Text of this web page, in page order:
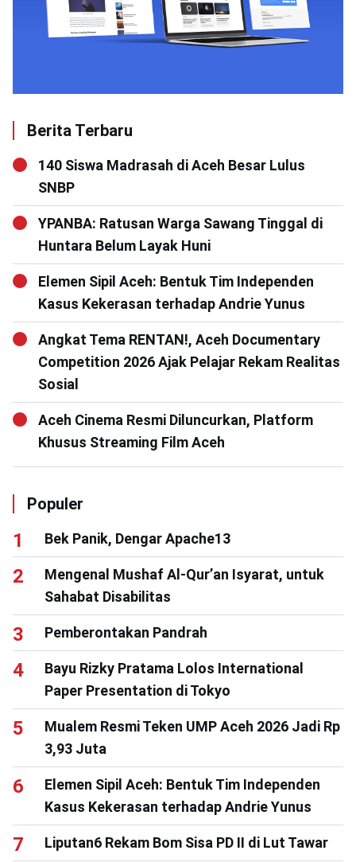
Berita Terbaru
140 Siswa Madrasah di Aceh Besar Lulus
SNBP
YPANBA: Ratusan Warga Sawang Tinggal di
Huntara Belum Layak Huni
Elemen Sipil Aceh: Bentuk Tim Independen
Kasus Kekerasan terhadap Andrie Yunus
Angkat Tema RENTAN!, Aceh Documentary
Competition 2026 Ajak Pelajar Rekam Realitas
Sosial
Aceh Cinema Resmi Diluncurkan, Platform
Khusus Streaming Film Aceh
Populer
Bek Panik, Dengar Apache13
Mengenal Mushaf Al-Qur’an Isyarat, untuk
Sahabat Disabilitas
Pemberontakan Pandrah
Bayu Rizky Pratama Lolos International
Paper Presentation di Tokyo
Mualem Resmi Teken UMP Aceh 2026 Jadi Rp
3,93 Juta
Elemen Sipil Aceh: Bentuk Tim Independen
Kasus Kekerasan terhadap Andrie Yunus
Liputan6 Rekam Bom Sisa PD II di Lut Tawar